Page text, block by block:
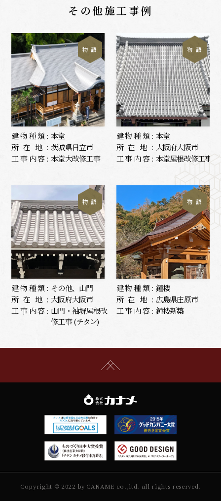
その他施工事例
物 語
建物種類: 本堂
所在地: 茨城県日立市
工事内容: 本堂大改修工事
物 語
建物種類: 本堂
所在地: 大阪府大阪市
工事内容: 本堂屋根改修工事
物 語
建物種類: その他、山門
所在地: 大阪府大阪市
工事内容: 山門・袖塀屋根改
修工事 (チタン)
物 語
建物種類: 鐘楼
所在地: 広島県庄原市
工事内容: 鐘楼新築
Copyright © 2022 by CANAME co.,ltd. all rights reserved.